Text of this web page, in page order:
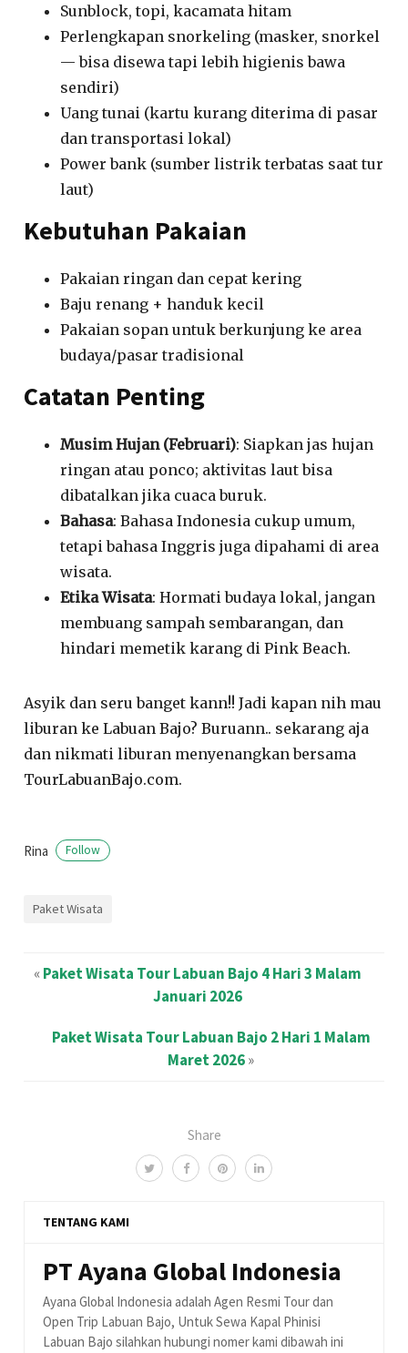
Share
Sunblock, topi, kacamata hitam
Perlengkapan snorkeling (masker, snorkel
— bisa disewa tapi lebih higienis bawa
sendiri)
Uang tunai (kartu kurang diterima di pasar
dan transportasi lokal)
Power bank (sumber listrik terbatas saat tur
laut)
Kebutuhan Pakaian
Pakaian ringan dan cepat kering
Baju renang + handuk kecil
Pakaian sopan untuk berkunjung ke area
budaya/pasar tradisional
Catatan Penting
Musim Hujan (Februari): Siapkan jas hujan
ringan atau ponco; aktivitas laut bisa
dibatalkan jika cuaca buruk.
Bahasa: Bahasa Indonesia cukup umum,
tetapi bahasa Inggris juga dipahami di area
wisata.
Etika Wisata: Hormati budaya lokal, jangan
membuang sampah sembarangan, dan
hindari memetik karang di Pink Beach.
Asyik dan seru banget kann!! Jadi kapan nih mau
liburan ke Labuan Bajo? Buruann.. sekarang aja
dan nikmati liburan menyenangkan bersama
TourLabuanBajo.com.
Rina Follow
Paket Wisata
«Paket Wisata Tour Labuan Bajo 4 Hari 3 Malam
Januari 2026
Paket Wisata Tour Labuan Bajo 2 Hari 1 Malam
Maret 2026»
TENTANG KAMI
PT Ayana Global Indonesia
Ayana Global Indonesia adalah Agen Resmi Tour dan
Open Trip Labuan Bajo, Untuk Sewa Kapal Phinisi
Labuan Bajo silahkan hubungi nomer kami dibawah ini